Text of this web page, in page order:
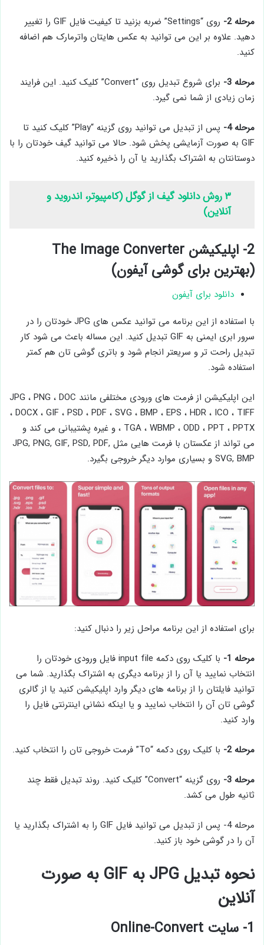
مرحله 2-
روی “Settings” ضربه بزنید تا کیفیت فایل GIF را تغییر
دهید. علاوه بر این می توانید به عکس هایتان واترمارک هم اضافه
کنید.
مرحله 3-
برای شروع تبدیل روی “Convert” کلیک کنید. این فرایند
زمان زیادی از شما نمی گیرد.
مرحله 4-
پس از تبدیل می توانید روی گزینه “Play” کلیک کنید تا
GIF به صورت آزمایشی پخش شود. حالا می توانید گیف خودتان را با
دوستانتان به اشتراک بگذارید یا آن را ذخیره کنید.
۳ روش دانلود گیف از گوگل (کامپیوتر، اندروید و
آنلاین)
2- اپلیکیشن The Image Converter
(بهترین برای گوشی آیفون)
دانلود برای آیفون
با استفاده از این برنامه می توانید عکس های JPG خودتان را در
سرور ابری ایمنی به GIF تبدیل کنید. این مساله باعث می شود کار
تبدیل راحت تر و سریعتر انجام شود و باتری گوشی تان هم کمتر
استفاده شود.
این اپلیکیشن از فرمت های ورودی مختلفی مانند JPG ، PNG ، DOC
، DOCX ، GIF ، PSD ، PDF ، SVG ، BMP ، EPS ، HDR ، ICO ، TIFF
، TGA ، WBMP ، ODD ، PPT ، PPTX و غیره پشتیبانی می کند و
می تواند از عکستان با فرمت هایی مثل JPG, PNG, GIF, PSD, PDF,
SVG, BMP و بسیاری موارد دیگر خروجی بگیرد.
برای استفاده از این برنامه مراحل زیر را دنبال کنید:
مرحله 1-
با کلیک روی دکمه input file فایل ورودی خودتان را
انتخاب نمایید یا آن را از برنامه دیگری به اشتراک بگذارید. شما می
توانید فایلتان را از برنامه های دیگر وارد اپلیکیشن کنید یا از گالری
گوشی تان آن را انتخاب نمایید و یا اینکه نشانی اینترنتی فایل را
وارد کنید.
مرحله 2- با کلیک روی دکمه “To” فرمت خروجی تان را انتخاب کنید.
مرحله 3-
روی گزینه “Convert” کلیک کنید. روند تبدیل فقط چند
ثانیه طول می کشد.
مرحله 4- پس از تبدیل می توانید فایل GIF را به اشتراک بگذارید یا
آن را در گوشی خود باز کنید.
نحوه تبدیل JPG به GIF به صورت
آنلاین
1- سایت Online-Convert